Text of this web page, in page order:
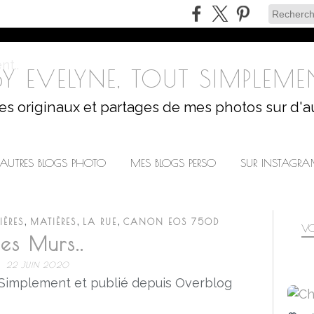
EVELYNE, TOUT
originaux et partages de mes photos sur
BLOGS PHOTO MES BLOGS PERSO SUR
, MATIÈRES , LA RUE , CANON EOS 750D
Murs..
22 JUIN 2020
et publié depuis Overblog